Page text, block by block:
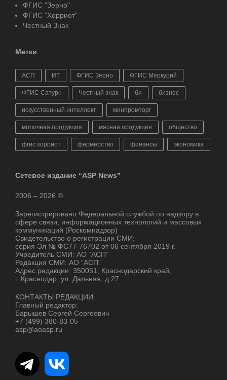
ФГИС "Зерно"
ФГИС "Хорриот"
Честный Знак
Метки
АСП ИТ ФГИС Зерно ФГИС Меркурий
ФГИС Сатурн Честный знак би бизнес
искусственный интеллект минпромторг
молочная продукция мясная продукция общество
фгис хорриот фермерство финансы экономика
Сетевое издание “ASP News”
2006 – 2026 ©
Зарегистрировано Федеральной службой по надзору в
сфере связи, информационных технологий и массовых
коммуникаций (Роскомнадзор)
Свидетельство о регистрации СМИ:
серия Эл № ФС77-76702 от 06 сентября 2019 г.
Учредитель СМИ: АО “АСП”
Редакция СМИ: АО “АСП”
Адрес редакции: 350051, Краснодарский край,
г. Краснодар, ул. Дальняя, д.27
КОНТАКТЫ РЕДАКЦИИ:
Главный редактор:
Барышев Сергей Сергеевич
+7 (499) 380-83-05
asp@aoasp.ru